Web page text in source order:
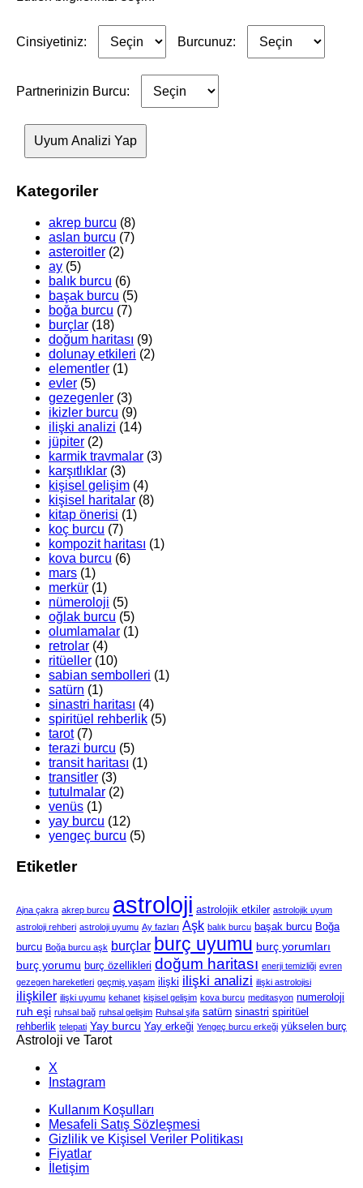
Cinsiyetiniz: Burcunuz:
Partnerinizin Burcu:
Uyum Analizi Yap
Kategoriler
akrep burcu (8)
aslan burcu (7)
asteroitler (2)
ay (5)
balık burcu (6)
başak burcu (5)
boğa burcu (7)
burçlar (18)
doğum haritası (9)
dolunay etkileri (2)
elementler (1)
evler (5)
gezegenler (3)
ikizler burcu (9)
ilişki analizi (14)
jüpiter (2)
karmik travmalar (3)
karşıtlıklar (3)
kişisel gelişim (4)
kişisel haritalar (8)
kitap önerisi (1)
koç burcu (7)
kompozit haritası (1)
kova burcu (6)
mars (1)
merkür (1)
nümeroloji (5)
oğlak burcu (5)
olumlamalar (1)
retrolar (4)
ritüeller (10)
sabian sembolleri (1)
satürn (1)
sinastri haritası (4)
spiritüel rehberlik (5)
tarot(7)
terazi burcu (5)
transit haritası (1)
transitler (3)
tutulmalar (2)
venüs (1)
yay burcu (12)
yengeç burcu (5)
Etiketler
Ajna çakra akrep burcu astroloji astrolojik etkiler astrolojik uyum
astroloji rehberi astroloji uyumu Ay fazları Aşk balık burcu başak burcu Boğa
burcu Boğa burcu aşk burçlar burç uyumu burç yorumları
burç yorumu burç özellikleri doğum haritası enerji temizliği evren
gezegen hareketleri geçmiş yaşam ilişki ilişki analizi ilişki astrolojisi
ilişkiler ilişki uyumu kehanet kişisel gelişim kova burcu meditasyon numeroloji
ruh eşi ruhsal bağ ruhsal gelişim Ruhsal şifa satürn sinastri spiritüel
rehberlik telepati Yay burcu Yay erkeği Yengeç burcu erkeği yükselen burç
Astroloji ve Tarot
X
Instagram
Kullanım Koşulları
Mesafeli Satış Sözleşmesi
Gizlilik ve Kişisel Veriler Politikası
Fiyatlar
İletişim